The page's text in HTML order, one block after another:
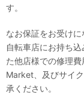
す。
なお保証をお受け
自転車店にお持ち
た他店様での修理
Market、及びサイ
承ください。